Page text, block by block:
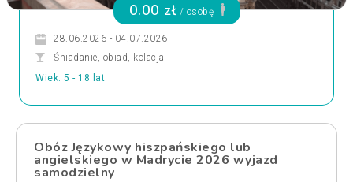
0.00 zł / osobę
28.06.2026 - 04.07.2026
Śniadanie, obiad, kolacja
Wiek: 5 - 18 lat
Obóz Językowy hiszpańskiego lub
angielskiego w Madrycie 2026 wyjazd
samodzielny